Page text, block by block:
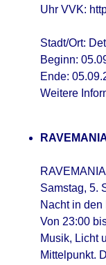
Uhr VVK:
Stadt/Ort:
Beginn:
Ende:
Weitere
Samstag, 5.
Nacht in
Von 23:00
Musik, Licht
Mittelpunkt.